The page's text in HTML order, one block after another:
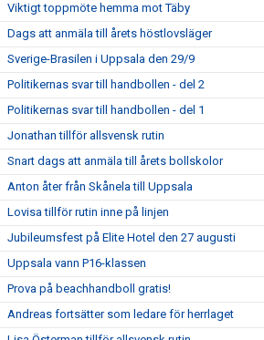
Viktigt toppmöte hemma mot Täby
Dags att anmäla till årets höstlovsläger
Sverige-Brasilen i Uppsala den 29/9
Politikernas svar till handbollen - del 2
Politikernas svar till handbollen - del 1
Jonathan tillför allsvensk rutin
Snart dags att anmäla till årets bollskolor
Anton åter från Skånela till Uppsala
Lovisa tillför rutin inne på linjen
Jubileumsfest på Elite Hotel den 27 augusti
Uppsala vann P16-klassen
Prova på beachhandboll gratis!
Andreas fortsätter som ledare för herrlaget